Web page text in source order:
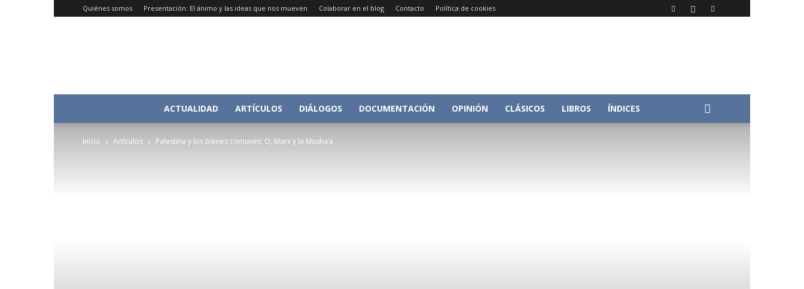
Quiénes somos Presentación: El ánimo y las ideas que nos mueven Colaborar en el blog Contacto Política de cookies
Conversacion
ACTUALIDAD ARTÍCULOS DIÁLOGOS DOCUMENTACIÓN OPINIÓN CLÁSICOS LIBROS ÍNDICES
Inicio Artículos Palestina y los bienes comunes: O, Marx y la Musha’a